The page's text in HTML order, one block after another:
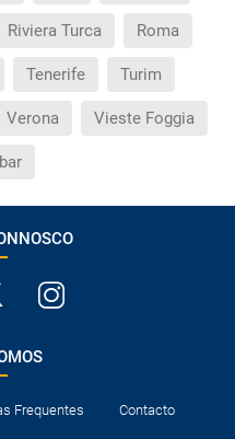
Riviera Turca Roma
Tenerife Turim
Verona Vieste Foggia
Frequentes Contacto